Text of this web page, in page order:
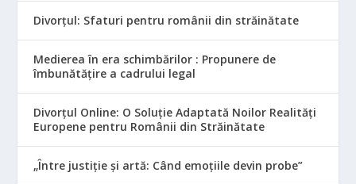
Divorțul: Sfaturi pentru românii din străinătate
Medierea în era schimbărilor : Propunere de
îmbunătățire a cadrului legal
Divorțul Online: O Soluție Adaptată Noilor Realități
Europene pentru Românii din Străinătate
„Între justiție și artă: Când emoțiile devin probe”